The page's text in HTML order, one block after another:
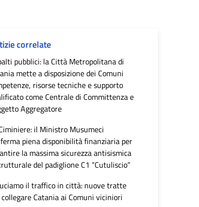
correlate
pubblici: la Città Metropolitana di
mette a disposizione dei Comuni
risorse tecniche e supporto
come Centrale di Committenza e
Aggregatore
il Ministro Musumeci
piena disponibilità finanziaria per
la massima sicurezza antisismica
del padiglione C1 “Cutuliscio”
il traffico in città: nuove tratte
Catania ai Comuni viciniori